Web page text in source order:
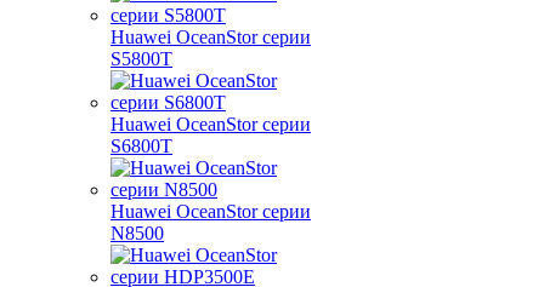
Huawei OceanStor серии
S5800T
Huawei OceanStor серии
S6800T
Huawei OceanStor серии
N8500